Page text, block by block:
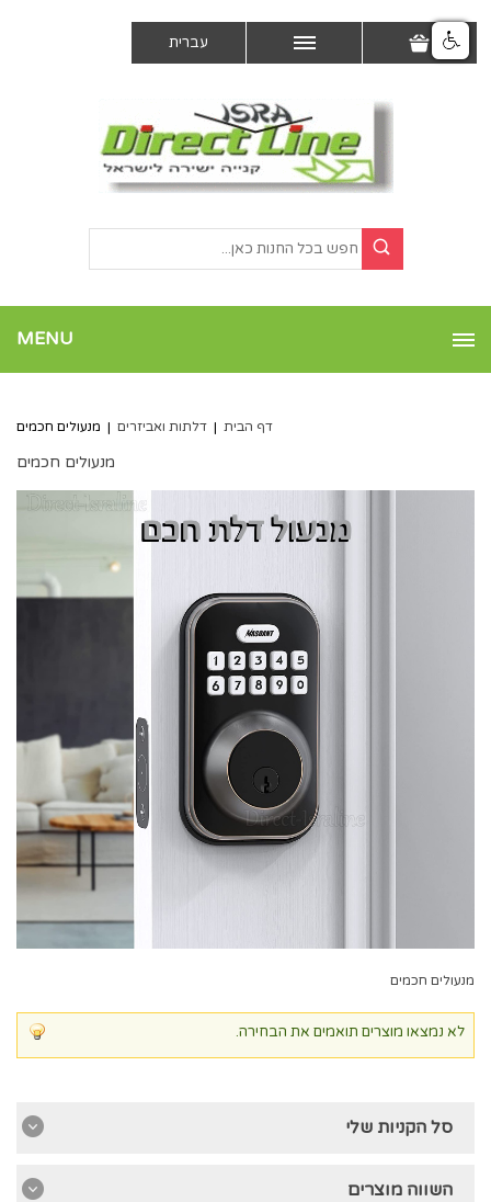
עברית
MENU
דף הבית | דלתות ואביזרים | מנעולים חכמים
מנעולים חכמים
מנעולים חכמים
לא נמצאו מוצרים תואמים את הבחירה.
סל הקניות שלי
השווה מוצרים